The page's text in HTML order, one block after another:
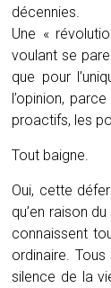
décennies.
Une «
voulant se
que pour
l’opinion,
proactifs, les
Tout baigne.
Oui, cette
qu’en raison
connaissent
ordinaire.
silence de la